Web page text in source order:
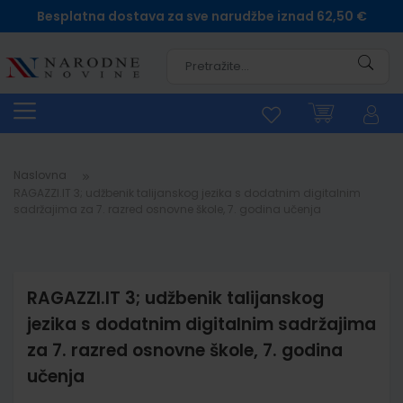
Besplatna dostava za sve narudžbe iznad 62,50 €
Naslovna
RAGAZZI.IT 3; udžbenik talijanskog
jezika s dodatnim digitalnim sadržajima
za 7. razred osnovne škole, 7. godina
učenja